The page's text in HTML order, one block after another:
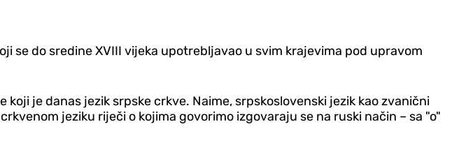
se do sredine XVIII vijeka upotrebljavao u svim krajevima pod upravom
je danas jezik srpske crkve. Naime, srpskoslovenski jezik kao zvanični
jeziku riječi o kojima govorimo izgovaraju se na ruski način – sa "o"